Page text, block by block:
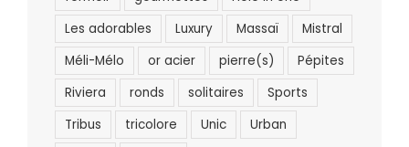
Les adorables
Luxury Massaï
Mistral
Méli-Mélo
or acier pierre(s)
Pépites
Riviera
ronds solitaires
Sports
Tribus
tricolore Unic
Urban